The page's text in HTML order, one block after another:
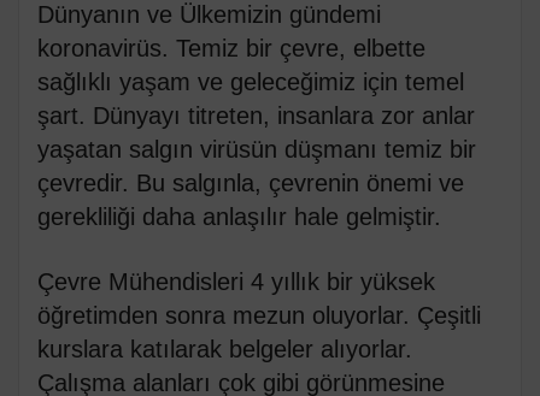
Dünyanın ve Ülkemizin gündemi
koronavirüs. Temiz bir çevre, elbette
sağlıklı yaşam ve geleceğimiz için temel
şart. Dünyayı titreten, insanlara zor anlar
yaşatan salgın virüsün düşmanı temiz bir
çevredir. Bu salgınla, çevrenin önemi ve
gerekliliği daha anlaşılır hale gelmiştir.
Çevre Mühendisleri 4 yıllık bir yüksek
öğretimden sonra mezun oluyorlar. Çeşitli
kurslara katılarak belgeler alıyorlar.
Çalışma alanları çok gibi görünmesine